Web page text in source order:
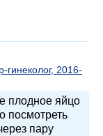
2016-
плодное яйцо
посмотреть
пару